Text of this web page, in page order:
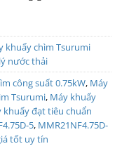
khuấy chìm Tsurumi
nước thải
công suất 0.75kW, Máy
Tsurumi, Máy khuấy
khuấy đạt tiêu chuẩn
5, MMR21NF4.75D-
tốt uy tín